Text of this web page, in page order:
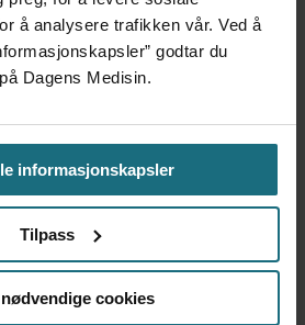
å analysere trafikken vår. Ved å
godtar du
Dagens Medisin.
informasjonskapsler
Tilpass
cookies
: Martin Gray